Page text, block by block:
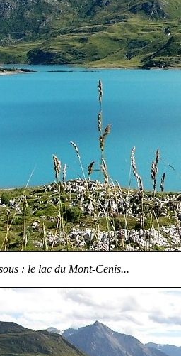
: le lac du Mont-Cenis...